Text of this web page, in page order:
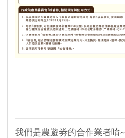
我們是農遊劵的合作業者唷~